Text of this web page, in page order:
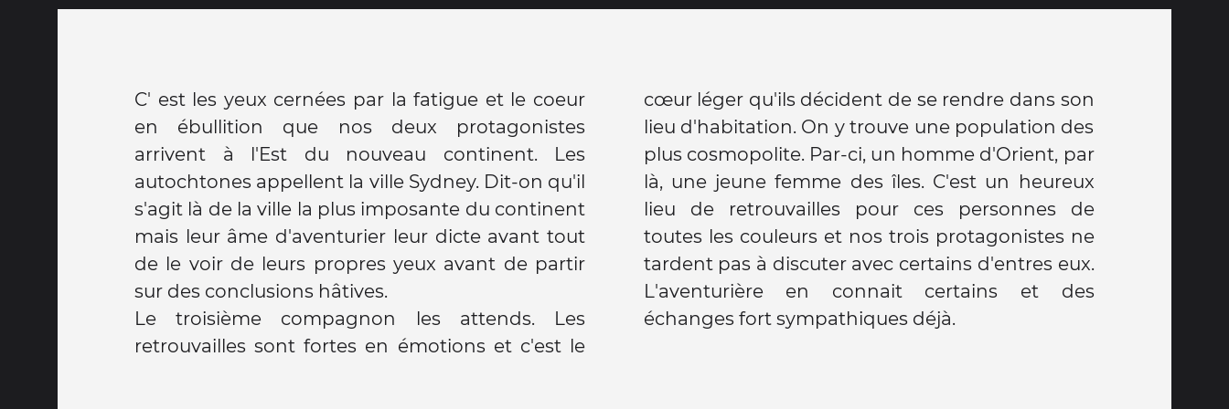
C' est les yeux cernées par la fatigue et le coeur
en ébullition que nos deux protagonistes
arrivent à l'Est du nouveau continent. Les
autochtones appellent la ville Sydney. Dit-on qu'il
s'agit là de la ville la plus imposante du continent
mais leur âme d'aventurier leur dicte avant tout
de le voir de leurs propres yeux avant de partir
sur des conclusions hâtives.
Le troisième compagnon les attends. Les
retrouvailles sont fortes en émotions et c'est le
cœur léger qu'ils décident de se rendre dans son
lieu d'habitation. On y trouve une population des
plus cosmopolite. Par-ci, un homme d'Orient, par
là, une jeune femme des îles. C'est un heureux
lieu de retrouvailles pour ces personnes de
toutes les couleurs et nos trois protagonistes ne
tardent pas à discuter avec certains d'entres eux.
L'aventurière en connait certains et des
échanges fort sympathiques déjà.